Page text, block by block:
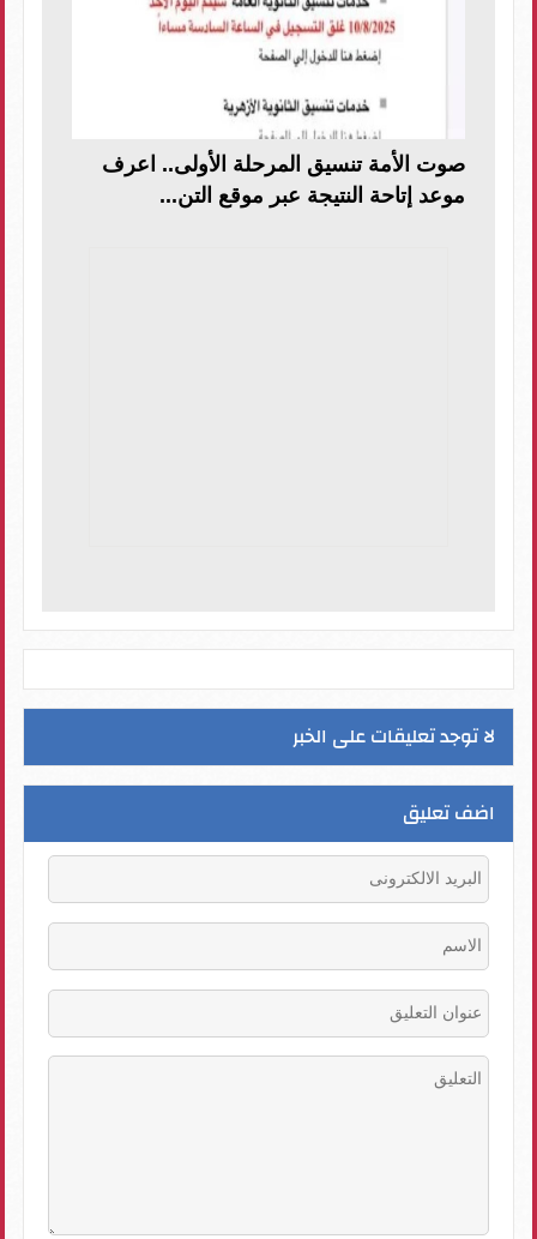
صوت الأمة تنسيق المرحلة الأولى.. اعرف
موعد إتاحة النتيجة عبر موقع التن...
لا توجد تعليقات على الخبر
اضف تعليق